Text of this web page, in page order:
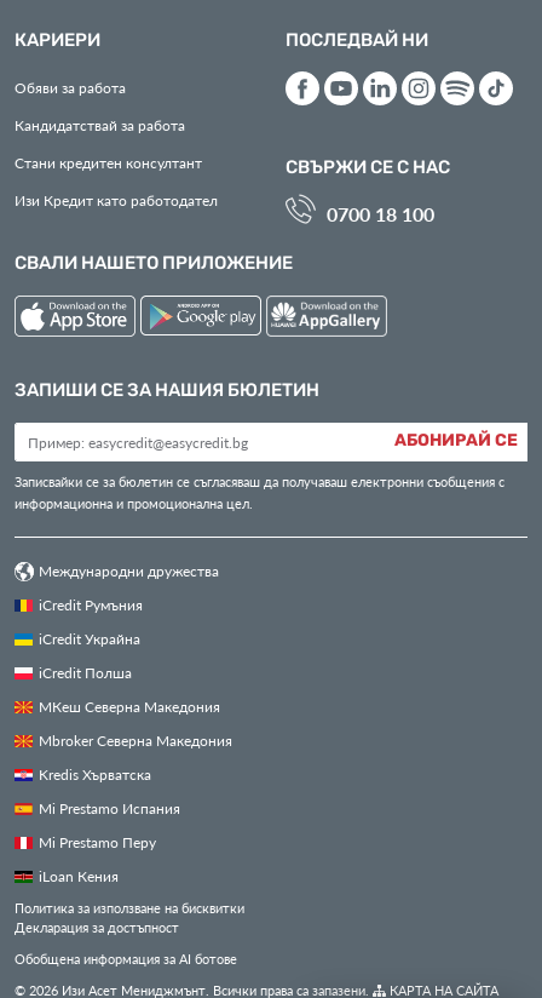
КАРИЕРИ
Обяви за работа
Кандидатствай за работа
Стани кредитен консултант
Изи Кредит като работодател
ПОСЛЕДВАЙ НИ
СВЪРЖИ СЕ С НАС
0700 18 100
СВАЛИ НАШЕТО ПРИЛОЖЕНИЕ
ЗАПИШИ СЕ ЗА НАШИЯ БЮЛЕТИН
АБОНИРАЙ СЕ
Записвайки се за бюлетин се съгласяваш да получаваш електронни съобщения с
информационна и промоционална цел.
Международни дружества
iCredit Румъния
iCredit Украйна
iCredit Полша
МКеш Северна Македония
Mbroker Северна Македония
Kredis Хърватска
Mi Prestamo Испания
Mi Prestamo Перу
iLoan Кения
Политика за използване на бисквитки
Декларация за достъпност
Обобщена информация за AI ботове
© 2026 Изи Асет Мениджмънт. Всички права са запазени.
КАРТА НА САЙТА